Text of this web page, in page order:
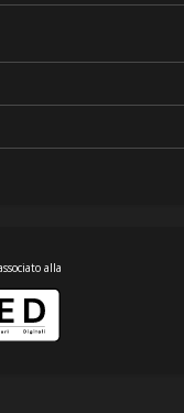
alla